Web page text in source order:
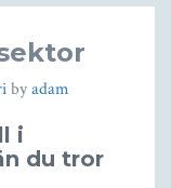
byadam
i
du tror